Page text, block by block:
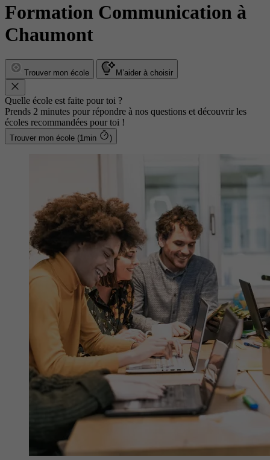
Formation Communication à
Chaumont
Trouver mon école M’aider à choisir
Quelle école est faite pour toi ?
Prends 2 minutes pour répondre à nos questions et découvrir les
écoles recommandées pour toi !
Trouver mon école (1min )